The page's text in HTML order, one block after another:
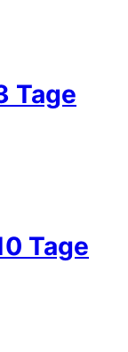
Tage
Tage